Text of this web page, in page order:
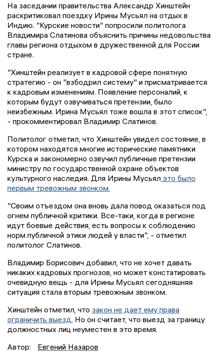
На заседании правительства Александр Хинштейн
раскритиковал поездку Ирины Мусьял на отдых в
Индию. "Курские новости" попросили политолога
Владимира Слатинова объяснить причины недовольства
главы региона отдыхом в дружественной для России
стране.
"Хинштейн реализует в кадровой сфере понятную
стратегию - он "взбодрил систему" и присматривается
к кадровым изменениям. Появление персоналий, к
которым будут озвучиваться претензии, было
неизбежным. Ирина Мусьял тоже вошла в этот список",
- прокомментировал Владимир Слатинов.
Политолог отметил, что Хинштейн увидел состояние, в
котором находятся многие исторические памятники
Курска и закономерно озвучил публичные претензии
министру по государственной охране объектов
культурного наследия. Для Ирины Мусьял это было
первым тревожным звонком.
"Своим отъездом она вновь дала повод оказаться под
огнем публичной критики. Все-таки, когда в регионе
идут боевые действия, есть вопросы к соблюдению
норм публичной этики людей у власти", - отметил
политолог Слатинов.
Владимир Борисович добавил, что не хочет давать
никаких кадровых прогнозов, но может констатировать
очевидную вещь - для Ирины Мусьял сегодняшняя
ситуация стала вторым тревожным звонком.
Хинштейн отметил, что закон не дает ему права
ограничить выезд. Но он считает, что выезд за границу
должностных лиц неуместен в это время.
Автор:
Евгений Назаров